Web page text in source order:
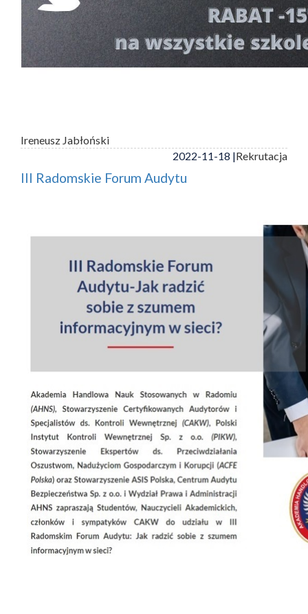
Ireneusz Jabłoński
2022-11-18 |Rekrutacja
III Radomskie Forum Audytu